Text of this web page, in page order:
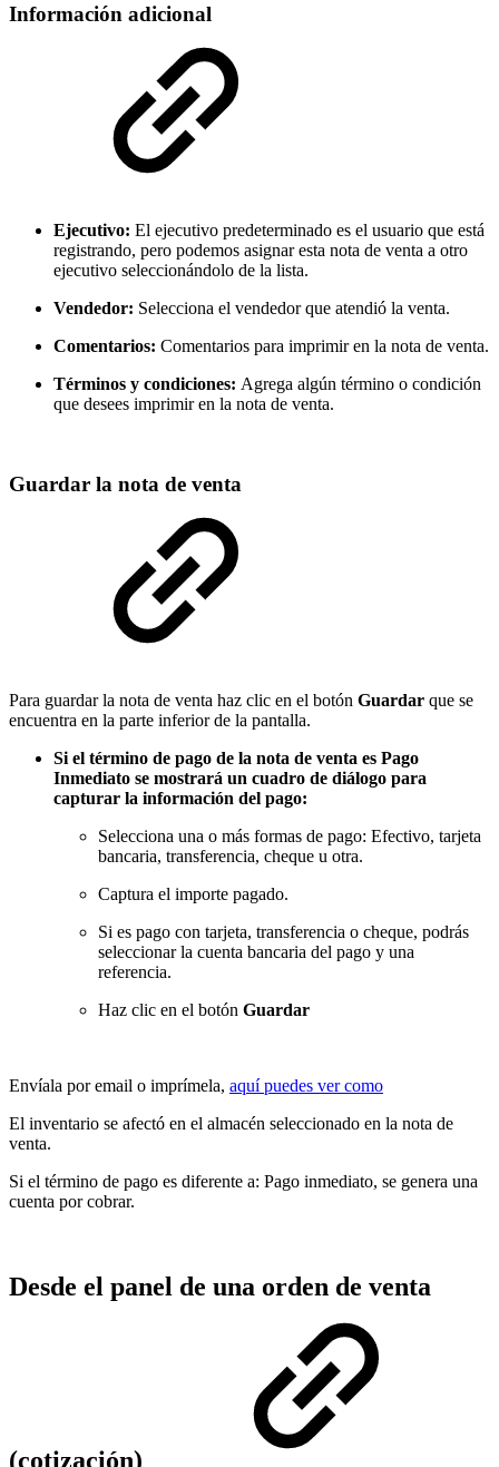
Información adicional
Ejecutivo: El ejecutivo predeterminado es el usuario que está
registrando, pero podemos asignar esta nota de venta a otro
ejecutivo seleccionándolo de la lista.
Vendedor: Selecciona el vendedor que atendió la venta.
Comentarios: Comentarios para imprimir en la nota de venta.
Términos y condiciones: Agrega algún término o condición
que desees imprimir en la nota de venta.
Guardar la nota de venta
Para guardar la nota de venta haz clic en el botón Guardar que se
encuentra en la parte inferior de la pantalla.
Si el término de pago de la nota de venta es Pago
Inmediato se mostrará un cuadro de diálogo para
capturar la información del pago:
Selecciona una o más formas de pago: Efectivo, tarjeta
bancaria, transferencia, cheque u otra.
Captura el importe pagado.
Si es pago con tarjeta, transferencia o cheque, podrás
seleccionar la cuenta bancaria del pago y una
referencia.
Haz clic en el botón Guardar
Envíala por email o imprímela, aquí puedes ver como
El inventario se afectó en el almacén seleccionado en la nota de
venta.
Si el término de pago es diferente a: Pago inmediato, se genera una
cuenta por cobrar.
Desde el panel de una orden de venta
(cotización)